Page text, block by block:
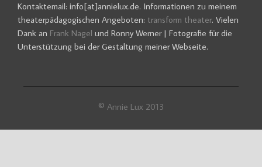
Kontaktemail: info[at]annielux.de. Informationen zu meinem
theaterpädagogischen Angeboten: transform theater. Vielen
Dank an Frank Nagel und Ronny Werner | Fotografie für die
Unterstützung bei der Gestaltung meiner Webseite.
© Annie Lux 2013